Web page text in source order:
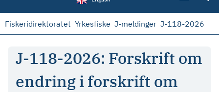
Fiskeridirektoratet Yrkesfiske J-meldinger J-118-2026
J-118-2026: Forskrift om
endring i forskrift om